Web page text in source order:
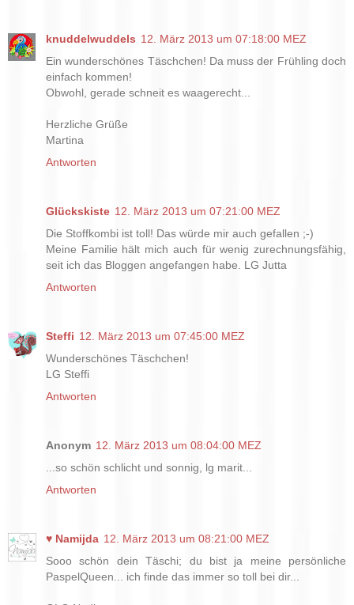
knuddelwuddels 12. März 2013 um 07:18:00 MEZ
Ein wunderschönes Täschchen! Da muss der Frühling doch
einfach kommen!
Obwohl, gerade schneit es waagerecht...
Herzliche Grüße
Martina
Antworten
Glückskiste 12. März 2013 um 07:21:00 MEZ
Die Stoffkombi ist toll! Das würde mir auch gefallen ;-)
Meine Familie hält mich auch für wenig zurechnungsfähig,
seit ich das Bloggen angefangen habe. LG Jutta
Antworten
Steffi 12. März 2013 um 07:45:00 MEZ
Wunderschönes Täschchen!
LG Steffi
Antworten
Anonym 12. März 2013 um 08:04:00 MEZ
...so schön schlicht und sonnig, lg marit...
Antworten
♥ Namijda 12. März 2013 um 08:21:00 MEZ
Sooo schön dein Täschi; du bist ja meine persönliche
PaspelQueen... ich finde das immer so toll bei dir...